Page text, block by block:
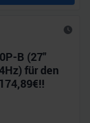
B (27"
für den